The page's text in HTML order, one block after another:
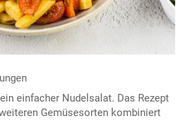
einfacher Nudelsalat. Das Rezept
Gemüsesorten kombiniert